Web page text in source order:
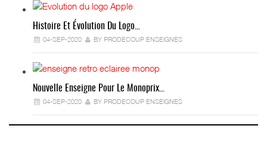
Histoire Et Évolution Du Logo…
04-SEP-2020 BY PRODECOUP ENSEIGNES
Nouvelle Enseigne Pour Le Monoprix…
04-SEP-2020 BY PRODECOUP ENSEIGNES